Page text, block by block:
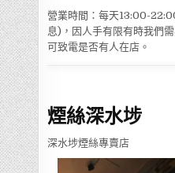
營業時間：每天13:00-
息)，因人手有限有時我們需
可致電是否有人在店。
煙絲深水埗
深水埗煙絲專賣店